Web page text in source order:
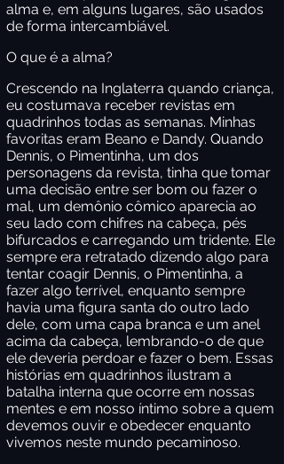
alma e, em alguns lugares, são usados
de forma intercambiável.
O que é a alma?
Crescendo na Inglaterra quando criança,
eu costumava receber revistas em
quadrinhos todas as semanas. Minhas
favoritas eram Beano e Dandy. Quando
Dennis, o Pimentinha, um dos
personagens da revista, tinha que tomar
uma decisão entre ser bom ou fazer o
mal, um demônio cômico aparecia ao
seu lado com chifres na cabeça, pés
bifurcados e carregando um tridente. Ele
sempre era retratado dizendo algo para
tentar coagir Dennis, o Pimentinha, a
fazer algo terrível, enquanto sempre
havia uma figura santa do outro lado
dele, com uma capa branca e um anel
acima da cabeça, lembrando-o de que
ele deveria perdoar e fazer o bem. Essas
histórias em quadrinhos ilustram a
batalha interna que ocorre em nossas
mentes e em nosso íntimo sobre a quem
devemos ouvir e obedecer enquanto
vivemos neste mundo pecaminoso.